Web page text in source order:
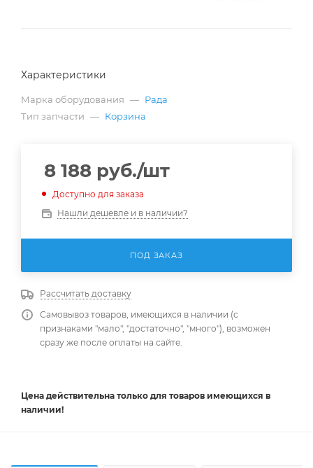
Характеристики
Марка оборудования — Рада
Тип запчасти — Корзина
8 188 руб./шт
Доступно для заказа
Нашли дешевле и в наличии?
ПОД ЗАКАЗ
Рассчитать доставку
Самовывоз товаров, имеющихся в наличии (с
признаками "мало", "достаточно", "много"), возможен
сразу же после оплаты на сайте.
Цена действительна только для товаров имеющихся в
наличии!